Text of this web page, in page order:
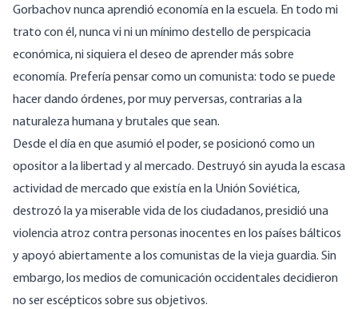
Gorbachov nunca aprendió economía en la escuela. En todo mi
trato con él, nunca vi ni un mínimo destello de perspicacia
económica, ni siquiera el deseo de aprender más sobre
economía. Prefería pensar como un comunista: todo se puede
hacer dando órdenes, por muy perversas, contrarias a la
naturaleza humana y brutales que sean.
Desde el día en que asumió el poder, se posicionó como un
opositor a la libertad y al mercado. Destruyó sin ayuda la escasa
actividad de mercado que existía en la Unión Soviética,
destrozó la ya miserable vida de los ciudadanos, presidió una
violencia atroz contra personas inocentes en los países bálticos
y apoyó abiertamente a los comunistas de la vieja guardia. Sin
embargo, los medios de comunicación occidentales decidieron
no ser escépticos sobre sus objetivos.